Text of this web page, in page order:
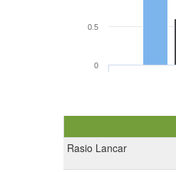
0
0.5
Rasio Lancar